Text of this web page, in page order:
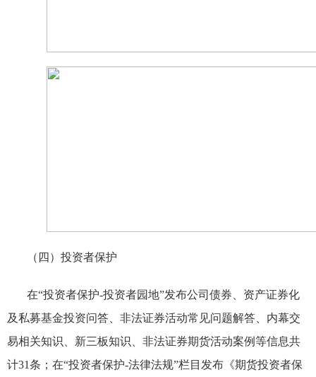
（四）投资者保护
在“投资者保护-投资者园地”发布公司债券、资产证券化
及私募基金投资问答、非法证券活动常见问题解答、内幕交
易相关知识、新三板知识、非法证券期货活动案例等信息共
计31条；在“投资者保护-法律法规”栏目发布《期货投资者保